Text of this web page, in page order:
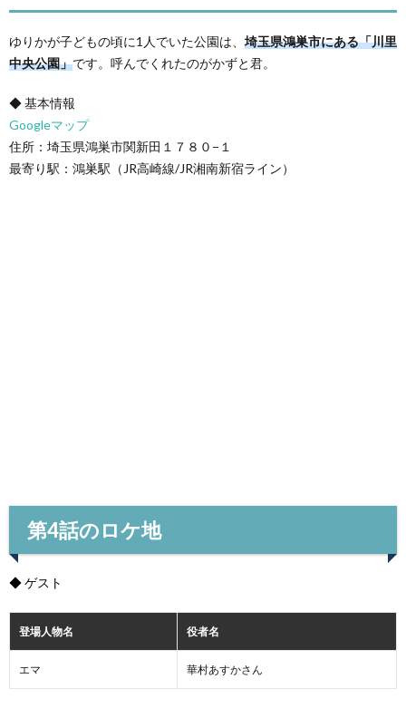
ゆりかが子どもの頃に1人でいた公園は、 埼玉県鴻巣市にある「川里
中央公園」です。呼んでくれたのがかずと君。
◆ 基本情報
Googleマップ
住所：埼玉県鴻巣市関新田１７８０−１
最寄り駅：鴻巣駅（JR高崎線/JR湘南新宿ライン）
第4話のロケ地
◆ ゲスト
登場人物名 役者名
エマ 華村あすかさん